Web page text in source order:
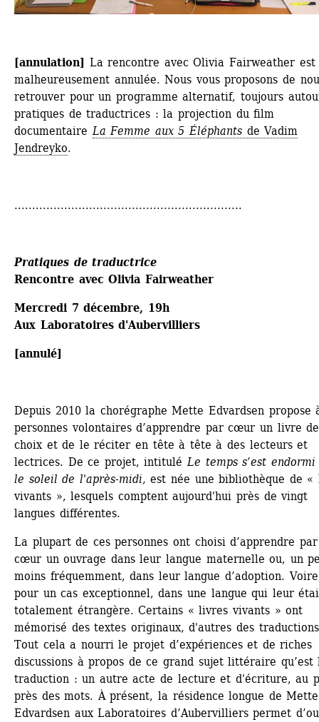
[annulation] La rencontre avec Olivia Fairweather est
malheureusement annulée. Nous vous proposons de
retrouver pour un programme alternatif, toujours
pratiques de traductrices : la projection du film
documentaire La Femme aux 5 Éléphants de Vadim
Jendreyko.
................................................................
Pratiques de traductrice
Rencontre avec Olivia Fairweather
Mercredi 7 décembre, 19h
Aux Laboratoires d'Aubervilliers
[annulé]
Depuis 2010 la chorégraphe Mette Edvardsen propose
personnes volontaires d’apprendre par cœur un livre
choix et de le réciter en tête à tête à des lecteurs et
lectrices. De ce projet, intitulé Le temps s’est endormi
le soleil de l'après-midi, est née une bibliothèque de «
vivants », lesquels comptent aujourd'hui près de vingt
langues différentes.
La plupart de ces personnes ont choisi d’apprendre par
cœur un ouvrage dans leur langue maternelle ou, un
moins fréquemment, dans leur langue d’adoption.
pour un cas exceptionnel, dans une langue qui leur
totalement étrangère. Certains « livres vivants » ont
mémorisé des textes originaux, d'autres des
Tout cela a nourri le projet d’expériences et de riches
discussions à propos de ce grand sujet littéraire qu’est
traduction : un autre acte de lecture et d'écriture, au
près des mots. À présent, la résidence longue de Mette
Edvardsen aux Laboratoires d’Aubervilliers permet